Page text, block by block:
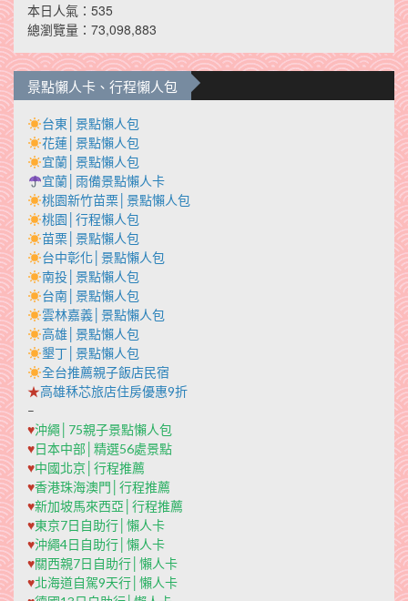
本日人氣：535
總瀏覽量：73,098,883
景點懶人卡、行程懶人包
台東│景點懶人包
花蓮│景點懶人包
宜蘭│景點懶人包
宜蘭│雨備景點懶人卡
桃園新竹苗栗│景點懶人包
桃園│行程懶人包
苗栗│景點懶人包
台中彰化│景點懶人包
南投│景點懶人包
台南│景點懶人包
雲林嘉義│景點懶人包
高雄│景點懶人包
墾丁│景點懶人包
全台推薦親子飯店民宿
★高雄秝芯旅店住房優惠9折
–
♥沖繩│75親子景點懶人包
♥日本中部│精選56處景點
♥中國北京│行程推薦
♥香港珠海澳門│行程推薦
♥新加坡馬來西亞│行程推薦
♥東京7日自助行│懶人卡
♥沖繩4日自助行│懶人卡
♥關西親7日自助行│懶人卡
♥北海道自駕9天行│懶人卡